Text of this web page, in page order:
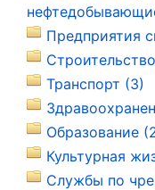
Предприятия
Транспорт (3)
Образование
Культурная
Службы по